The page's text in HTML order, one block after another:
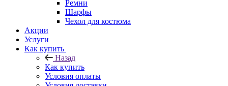
Ремни
Шарфы
Чехол для костюма
Акции
Услуги
Как купить
Назад
Как купить
Условия оплаты